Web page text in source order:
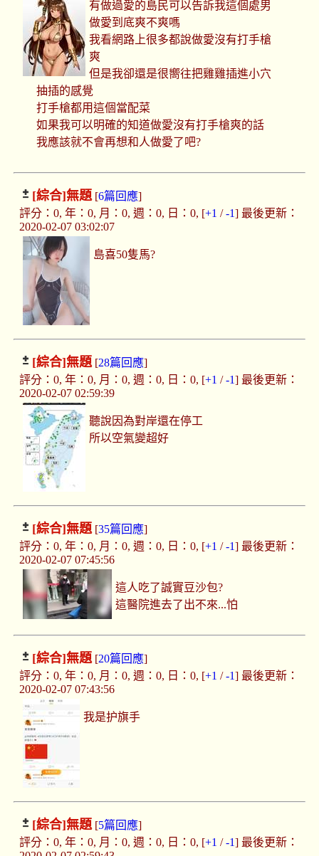
有做過愛的島民可以告訴我這個處男
做愛到底爽不爽嗎
我看網路上很多都說做愛沒有打手槍
爽
但是我卻還是很嚮往把雞雞插進小穴
抽插的感覺
打手槍都用這個當配菜
如果我可以明確的知道做愛沒有打手槍爽的話
我應該就不會再想和人做愛了吧?
[綜合]無題[6篇回應]
評分：0, 年：0, 月：0, 週：0, 日：0, [+1 /-1] 最後更新：
2020-02-07 03:02:07
島喜50隻馬?
[綜合]無題[28篇回應]
評分：0, 年：0, 月：0, 週：0, 日：0, [+1 /-1] 最後更新：
2020-02-07 02:59:39
聽說因為對岸還在停工
所以空氣變超好
[綜合]無題[35篇回應]
評分：0, 年：0, 月：0, 週：0, 日：0, [+1 /-1] 最後更新：
2020-02-07 07:45:56
這人吃了誠實豆沙包?
這醫院進去了出不來...怕
[綜合]無題[20篇回應]
評分：0, 年：0, 月：0, 週：0, 日：0, [+1 /-1] 最後更新：
2020-02-07 07:43:56
我是护旗手
[綜合]無題[5篇回應]
評分：0, 年：0, 月：0, 週：0, 日：0, [+1 /-1] 最後更新：